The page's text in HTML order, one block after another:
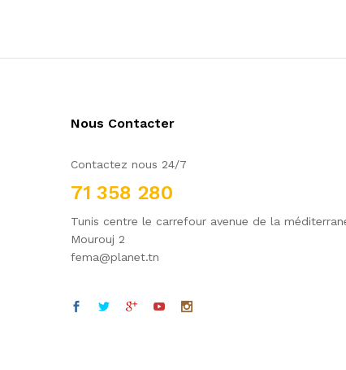
Nous Contacter
Contactez nous 24/7
71 358 280
Tunis centre le carrefour avenue de la
Mourouj 2
fema@planet.tn